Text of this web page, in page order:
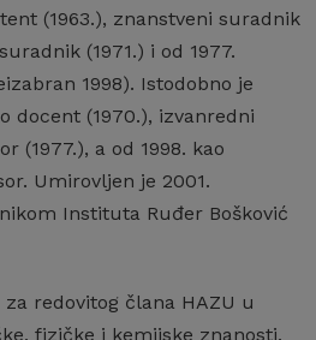
(1963.), znanstveni suradnik
(1971.) i od 1977.
1998). Istodobno je
docent (1970.), izvanredni
(1977.), a od 1998. kao
Umirovljen je 2001.
Instituta Ruđer Bošković
redovitog člana HAZU u
fizičke i kemijske znanosti.